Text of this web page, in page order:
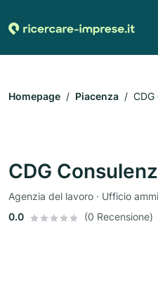
Homepage Piacenza
CDG
0.0
(0 Recensione)